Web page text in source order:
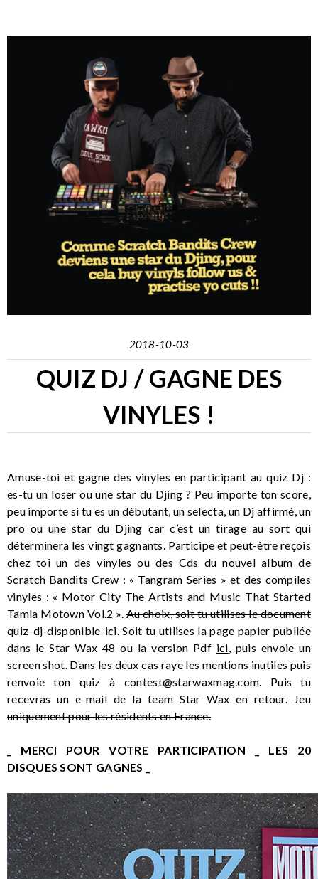
2018-10-03
QUIZ DJ / GAGNE DES
VINYLES !
Amuse-toi et gagne des vinyles en participant au quiz Dj :
es-tu un loser ou une star du Djing ? Peu importe ton score,
peu importe si tu es un débutant, un selecta, un Dj affirmé, un
pro ou une star du Djing car c’est un tirage au sort qui
déterminera les vingt gagnants. Participe et peut-être reçois
chez toi un des vinyles ou des Cds du nouvel album de
Scratch Bandits Crew : « Tangram Series » et des compiles
vinyles : « Motor City The Artists and Music That Started
Tamla Motown Vol.2 ».Au choix, soit tu utilises le document
quiz-dj-disponible-ici. Soit tu utilises la page papier publiée
dans le Star Wax 48 ou la version Pdfici, puis envoie un
screen shot. Dans les deux cas raye les mentions inutiles puis
renvoie ton quiz àcontest@starwaxmag.com. Puis tu
recevras un e-mail de la team Star Wax en retour. Jeu
uniquement pour les résidents en France.
_ MERCI POUR VOTRE PARTICIPATION _ LES 20
DISQUES SONT GAGNES _